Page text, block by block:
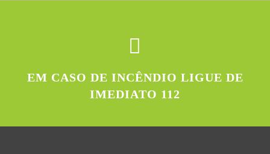
EM CASO DE INCÊNDIO LIGUE DE
IMEDIATO 112